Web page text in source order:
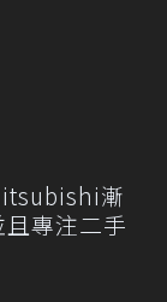
漸
專注二手